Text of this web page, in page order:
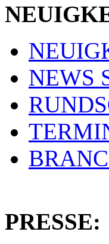
NEWS
PRESSE: